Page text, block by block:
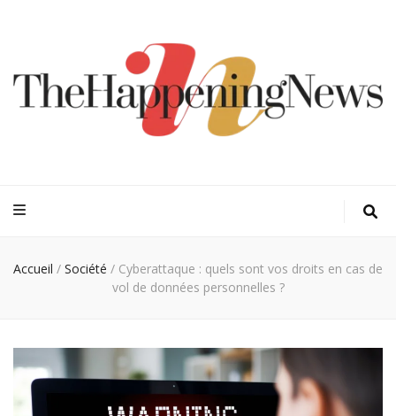
Accueil / Société / Cyberattaque : quels sont vos droits en cas de
vol de données personnelles ?